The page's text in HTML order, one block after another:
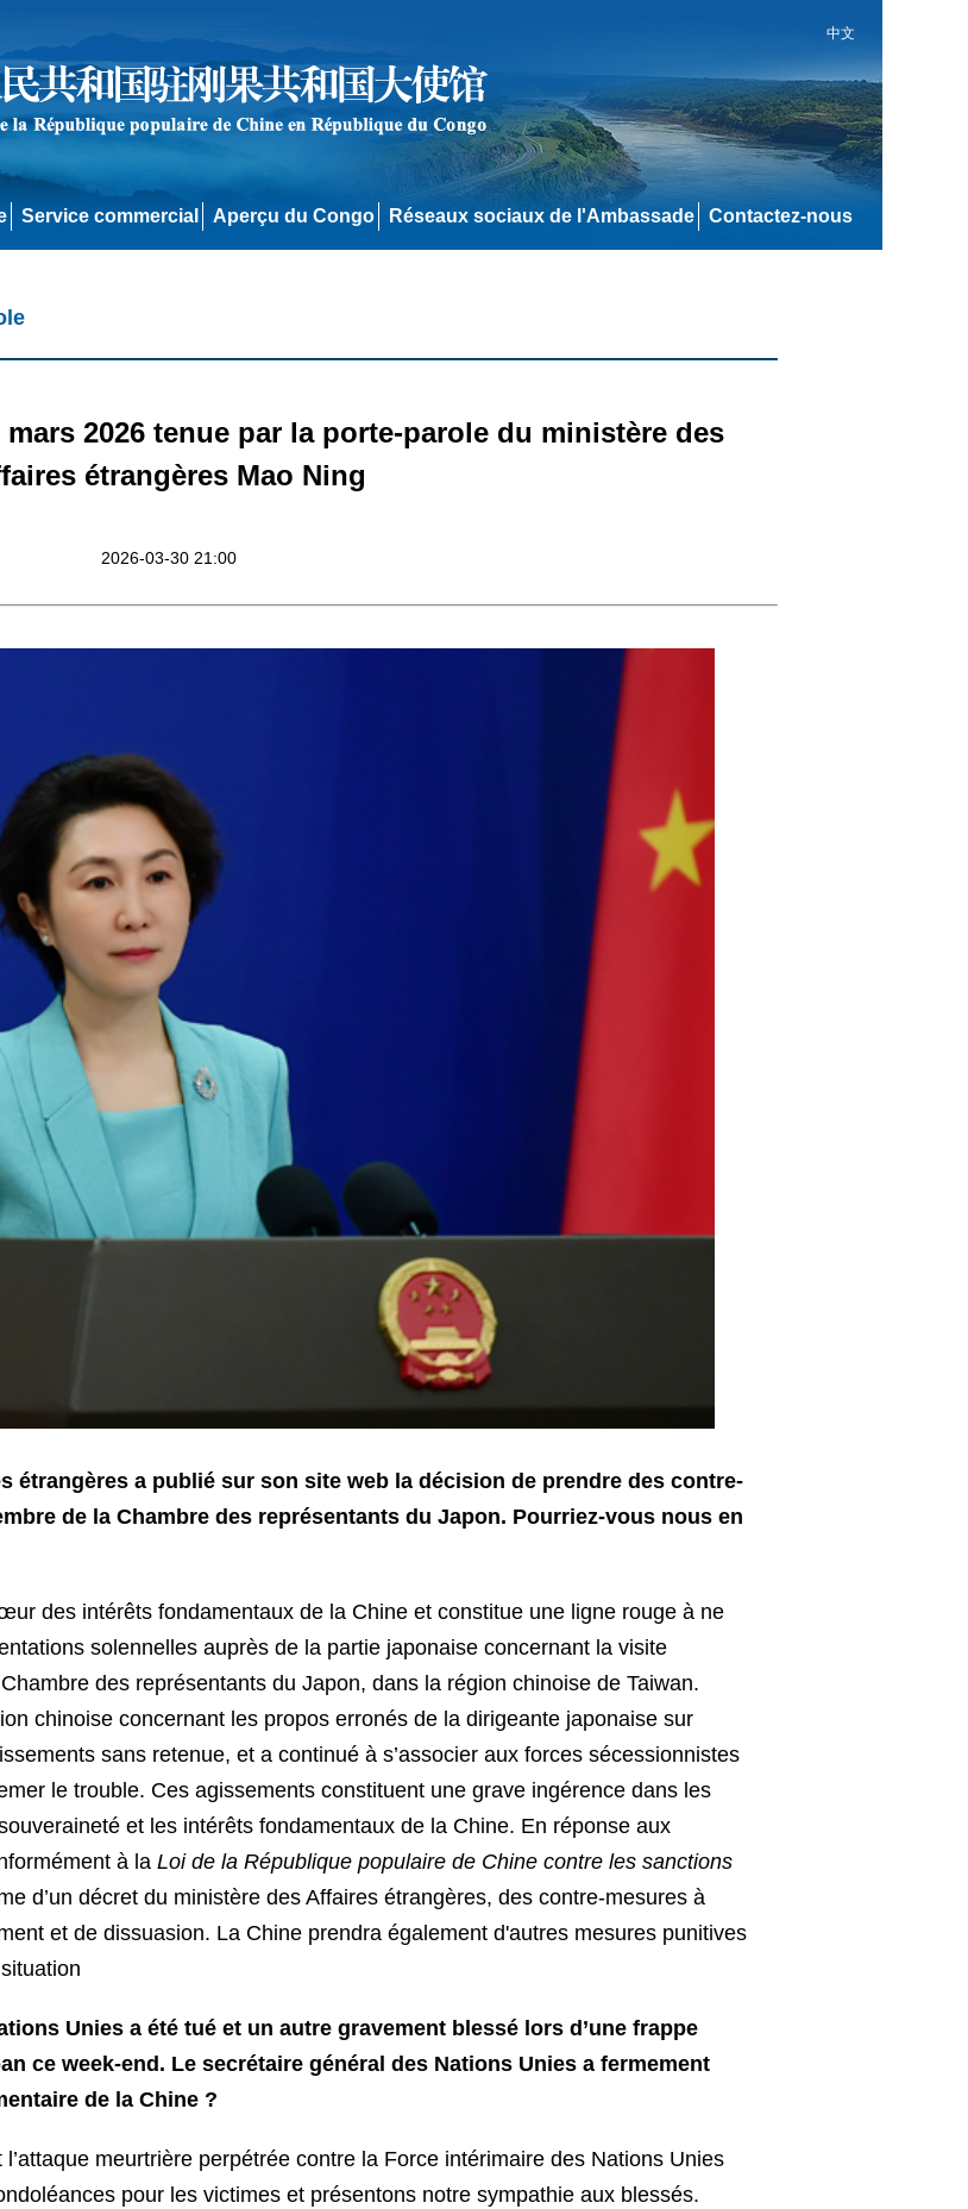
中文
Service commercial Aperçu du Congo Réseaux sociaux de l'Ambassade Contactez-nous
2026 tenue par la porte-parole du ministère des
étrangères Mao Ning
2026-03-30 21:00
étrangères a publié sur son site web la décision de prendre des contre-
de la Chambre des représentants du Japon. Pourriez-vous nous en
des intérêts fondamentaux de la Chine et constitue une ligne rouge à ne
solennelles auprès de la partie japonaise concernant la visite
des représentants du Japon, dans la région chinoise de Taiwan.
chinoise concernant les propos erronés de la dirigeante japonaise sur
sans retenue, et a continué à s’associer aux forces sécessionnistes
le trouble. Ces agissements constituent une grave ingérence dans les
et les intérêts fondamentaux de la Chine. En réponse aux
à la Loi de la République populaire de Chine contre les sanctions
d’un décret du ministère des Affaires étrangères, des contre-mesures à
et de dissuasion. La Chine prendra également d'autres mesures punitives
Unies a été tué et un autre gravement blessé lors d’une frappe
ce week-end. Le secrétaire général des Nations Unies a fermement
de la Chine ?
meurtrière perpétrée contre la Force intérimaire des Nations Unies
pour les victimes et présentons notre sympathie aux blessés.